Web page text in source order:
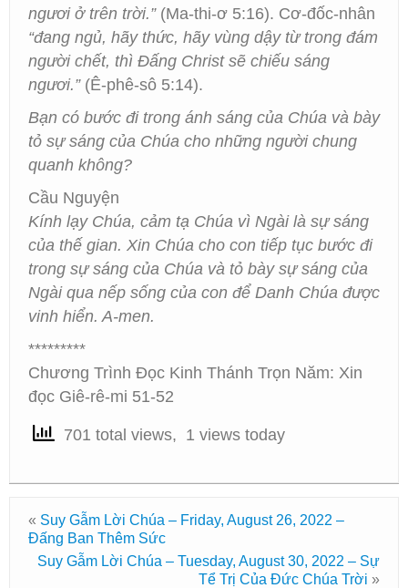
ngươi ở trên trời.”(Ma-thi-ơ 5:16). Cơ-đốc-nhân
“đang ngủ, hãy thức, hãy vùng dậy từ trong đám
người chết, thì Đấng Christ sẽ chiếu sáng
ngươi.”(Ê-phê-sô 5:14).
Bạn có bước đi trong ánh sáng của Chúa và bày
tỏ sự sáng của Chúa cho những người chung
quanh không?
Cầu Nguyện
Kính lạy Chúa, cảm tạ Chúa vì Ngài là sự sáng
của thế gian. Xin Chúa cho con tiếp tục bước đi
trong sự sáng của Chúa và tỏ bày sự sáng của
Ngài qua nếp sống của con để Danh Chúa được
vinh hiển. A-men.
*********
Chương Trình Đọc Kinh Thánh Trọn Năm: Xin
đọc Giê-rê-mi 51-52
701 total views, 1 views today
« Suy Gẫm Lời Chúa – Friday, August 26, 2022 –
Đấng Ban Thêm Sức
Suy Gẫm Lời Chúa – Tuesday, August 30, 2022 – Sự
Tể Trị Của Đức Chúa Trời »